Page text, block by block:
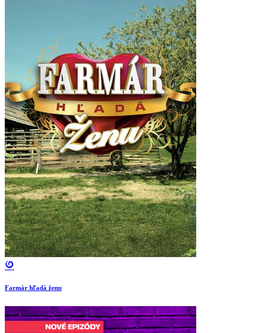
Farmár hľadá ženu